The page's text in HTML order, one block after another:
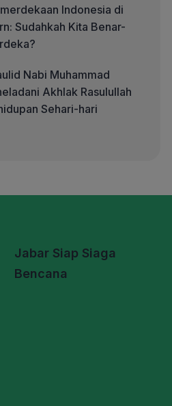
Indonesia di
Sudahkah Kita Benar-
Nabi Muhammad
Akhlak Rasulullah
Sehari-hari
Jabar Siap Siaga
Bencana